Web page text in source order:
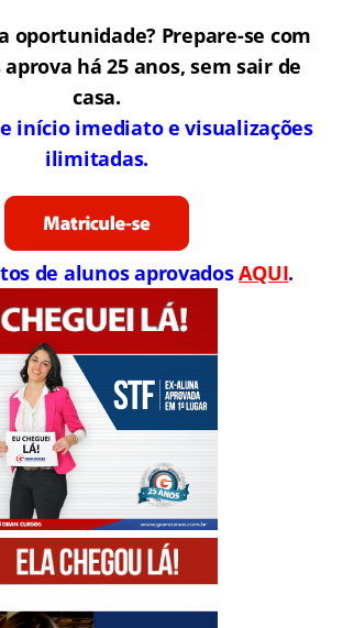
oportunidade? Prepare-se com
há 25 anos, sem sair de
casa.
início imediato e visualizações
ilimitadas.
de alunos aprovadosAQUI.